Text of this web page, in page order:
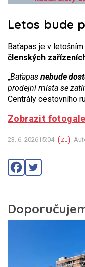
Letos bude
Baťapas je v
členských
„Baťapas nebude
prodejní místa se
Centrály cestovního
Zobrazit
23. 6. 202615:04 ZL